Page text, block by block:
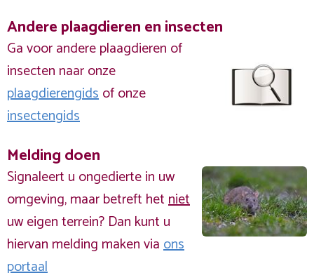
Andere plaagdieren en insecten
Ga voor andere plaagdieren of
insecten naar onze
plaagdierengidsof onze
insectengids
Melding doen
Signaleert u ongedierte in uw
omgeving, maar betreft hetniet
uw eigen terrein? Dan kunt u
hiervan melding maken viaons
portaal